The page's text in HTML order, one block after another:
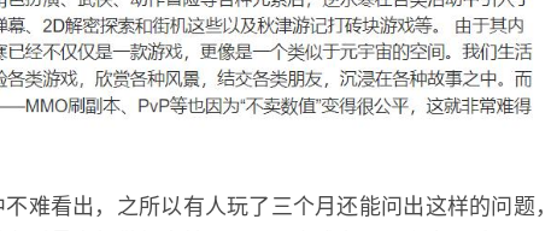
难看出，之所以有人玩了三个月还能问出这样的问题，